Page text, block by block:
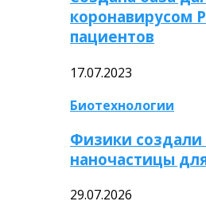
коронавирусом
пациентов
17.07.2023
Биотехнологии
Физики
наночастицы
29.07.2026